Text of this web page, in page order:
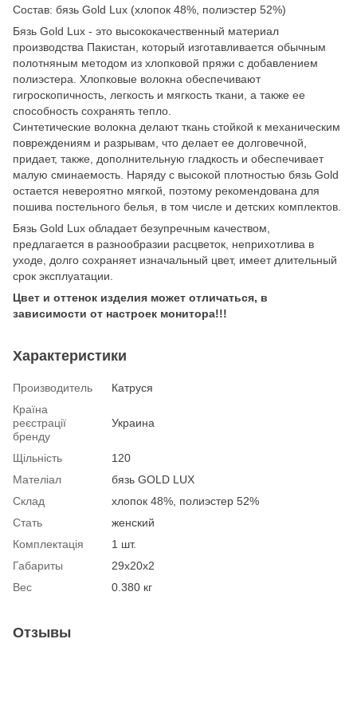
Состав: бязь Gold Lux (хлопок 48%, полиэстер 52%)
Бязь Gold Lux - это высококачественный материал
производства Пакистан, который изготавливается обычным
полотняным методом из хлопковой пряжи с добавлением
полиэстера. Хлопковые волокна обеспечивают
гигроскопичность, легкость и мягкость ткани, а также ее
способность сохранять тепло.
Синтетические волокна делают ткань стойкой к механическим
повреждениям и разрывам, что делает ее долговечной,
придает, также, дополнительную гладкость и обеспечивает
малую сминаемость. Наряду с высокой плотностью бязь Gold
остается невероятно мягкой, поэтому рекомендована для
пошива постельного белья, в том числе и детских комплектов.
Бязь Gold Lux обладает безупречным качеством,
предлагается в разнообразии расцветок, неприхотлива в
уходе, долго сохраняет изначальный цвет, имеет длительный
срок эксплуатации.
Цвет и оттенок изделия может отличаться, в
зависимости от настроек монитора!!!
Характеристики
Производитель
Катруся
Країна
реєстрації
бренду
Украина
Щільність
120
Мателіал
бязь GOLD LUX
Склад
хлопок 48%, полиэстер 52%
Стать
женский
Комплектація
1 шт.
Габариты
29х20х2
Вес
0.380 кг
Отзывы